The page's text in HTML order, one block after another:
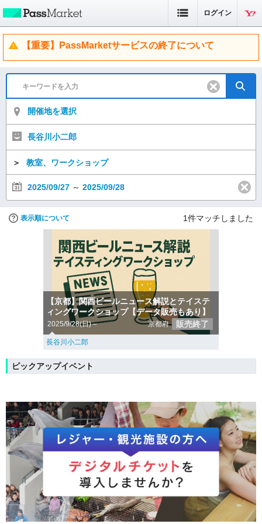
ログイン
【重要】PassMarketサービスの終了について
開催地を選択
長谷川小二郎
＞ 教室、ワークショップ
2025/09/27 ～ 2025/09/28
表示順について 1件マッチしました
【京都】関西ビールニュース解説とテイステ
ィングワークショップ【データ販売もあり】
2025/9/28(日)～ 京都府 販売終了
長谷川小二郎
ピックアップイベント